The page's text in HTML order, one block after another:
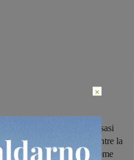
non facile ma conclusasi
di scena a Correggio mentre la
su un campo difficile come
×